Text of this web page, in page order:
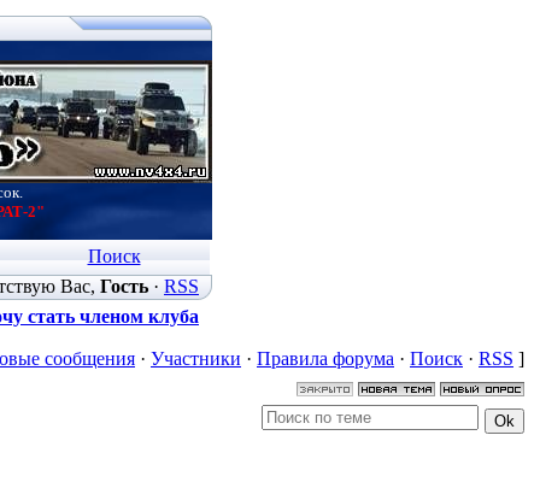
2"
Поиск
Вас, Гость· RSS
стать членом клуба
сообщения · Участники · Правила форума · Поиск · RSS ]